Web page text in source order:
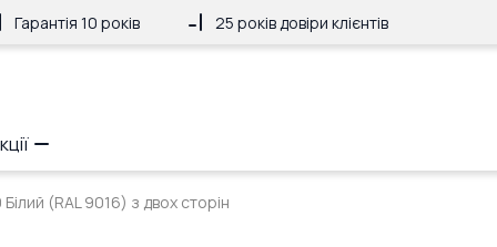
Гарантія 10 років 25 років довіри клієнтів
(RAL 9016) з двох сторін